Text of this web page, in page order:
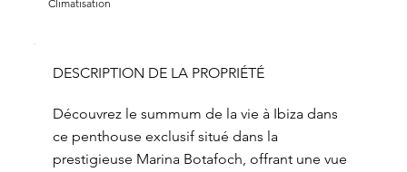
Climatisation
DESCRIPTION DE LA PROPRIÉTÉ
Découvrez le summum de la vie à Ibiza dans
ce penthouse exclusif situé dans la
prestigieuse Marina Botafoch, offrant une vue